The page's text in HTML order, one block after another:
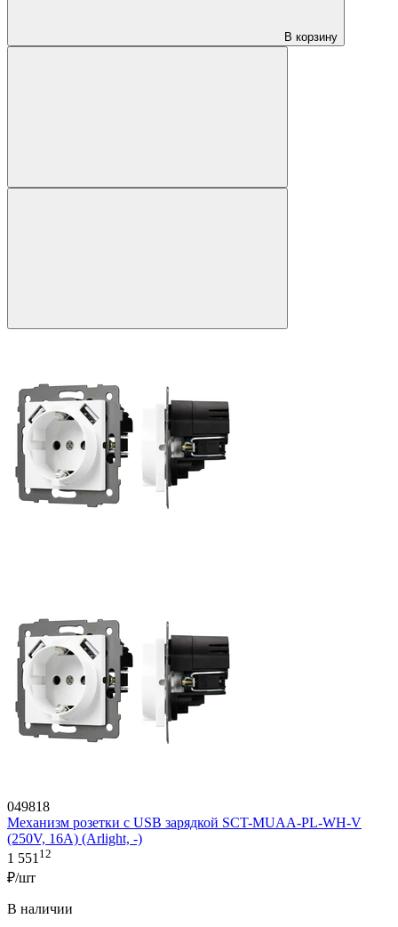
В корзину
049818
Механизм розетки с USB зарядкой SCT-MUAA-PL-WH-V
(250V, 16A) (Arlight, -)
1 55112
₽/шт
В наличии